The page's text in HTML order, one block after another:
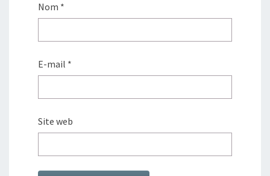
Nom *
E-mail *
Site web